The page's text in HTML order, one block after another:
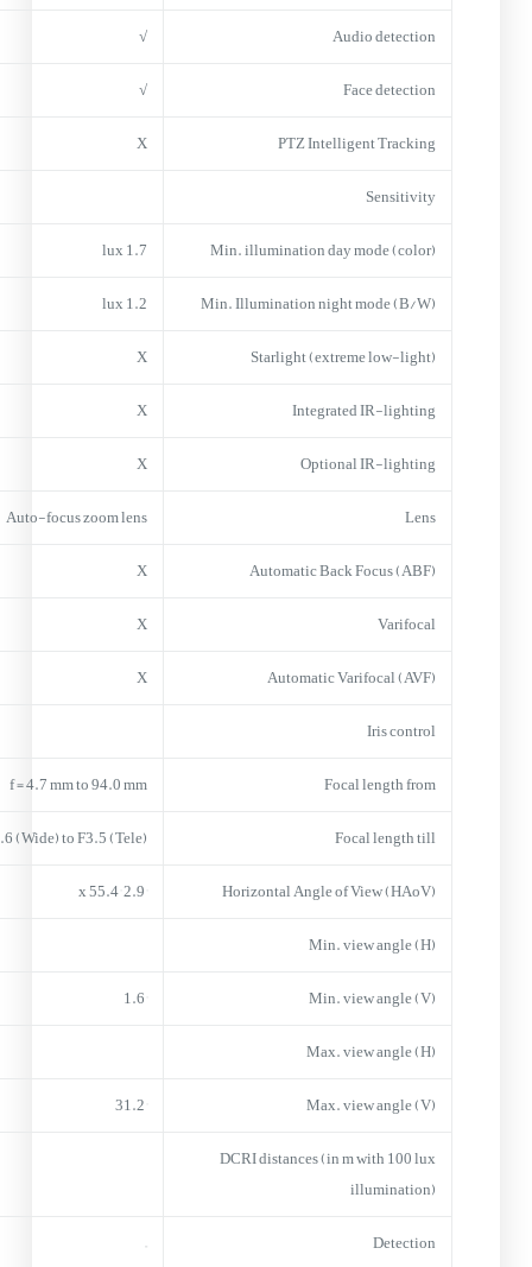
Audio detection
√
Face detection
√
PTZ Intelligent Tracking
X
Sensitivity
Min. illumination day mode (color)
1.7 lux
Min. Illumination night mode (B/W)
1.2 lux
Starlight (extreme low-light)
X
Integrated IR-lighting
X
Optional IR-lighting
X
Lens
Auto-focus zoom lens
Automatic Back Focus (ABF)
X
Varifocal
X
Automatic Varifocal (AVF)
X
Iris control
Focal length from
f = 4.7 mm to 94.0 mm
Focal length till
(Wide) to F3.5 (Tele)
Horizontal Angle of View (HAoV)
2.9° x 55.4°
Min. view angle (H)
Min. view angle (V)
1.6°
Max. view angle (H)
Max. view angle (V)
31.2°
DCRI distances (in m with 100 lux
illumination)
Detection
–